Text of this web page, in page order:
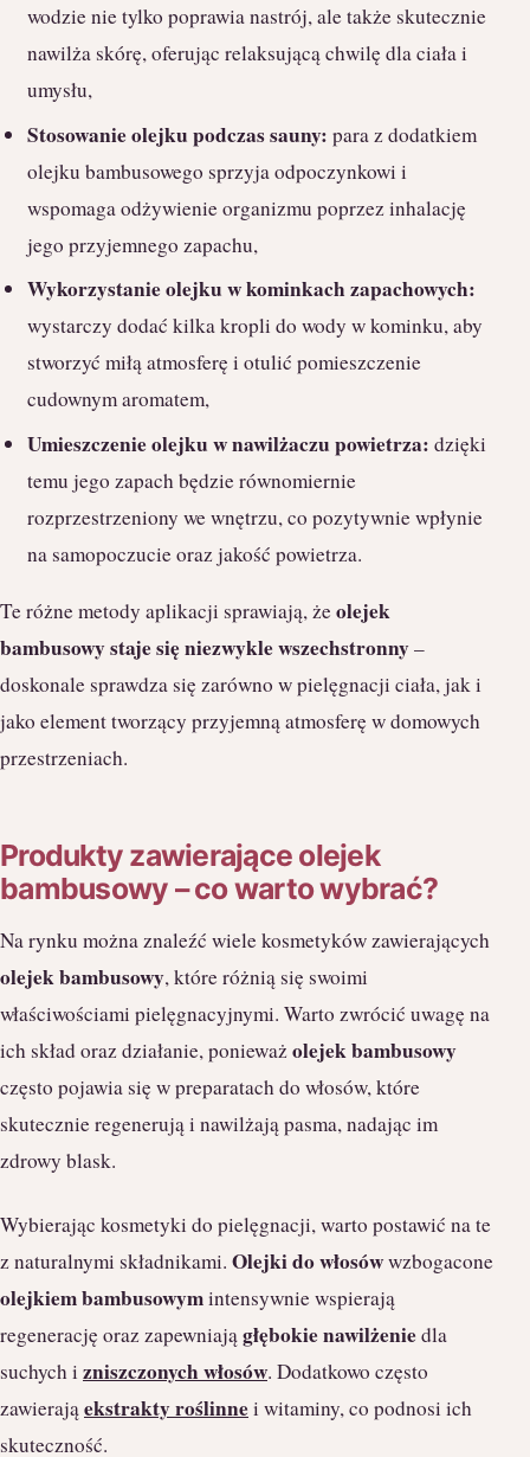
wodzie nie tylko poprawia nastrój, ale także skutecznie
nawilża skórę, oferując relaksującą chwilę dla ciała i
umysłu,
Stosowanie olejku podczas sauny: para z dodatkiem
olejku bambusowego sprzyja odpoczynkowi i
wspomaga odżywienie organizmu poprzez inhalację
jego przyjemnego zapachu,
Wykorzystanie olejku w kominkach zapachowych:
wystarczy dodać kilka kropli do wody w kominku, aby
stworzyć miłą atmosferę i otulić pomieszczenie
cudownym aromatem,
Umieszczenie olejku w nawilżaczu powietrza: dzięki
temu jego zapach będzie równomiernie
rozprzestrzeniony we wnętrzu, co pozytywnie wpłynie
na samopoczucie oraz jakość powietrza.
Te różne metody aplikacji sprawiają, żeolejek
bambusowy staje się niezwykle wszechstronny–
doskonale sprawdza się zarówno w pielęgnacji ciała, jak i
jako element tworzący przyjemną atmosferę w domowych
przestrzeniach.
Produkty zawierające olejek
bambusowy – co warto wybrać?
Na rynku można znaleźć wiele kosmetyków zawierających
olejek bambusowy, które różnią się swoimi
właściwościami pielęgnacyjnymi. Warto zwrócić uwagę na
ich skład oraz działanie, ponieważolejek bambusowy
często pojawia się w preparatach do włosów, które
skutecznie regenerują i nawilżają pasma, nadając im
zdrowy blask.
Wybierając kosmetyki do pielęgnacji, warto postawić na te
z naturalnymi składnikami. Olejki do włosówwzbogacone
olejkiem bambusowymintensywnie wspierają
regenerację oraz zapewniajągłębokie nawilżeniedla
suchych i zniszczonych włosów. Dodatkowo często
zawierająekstrakty roślinnei witaminy, co podnosi ich
skuteczność.